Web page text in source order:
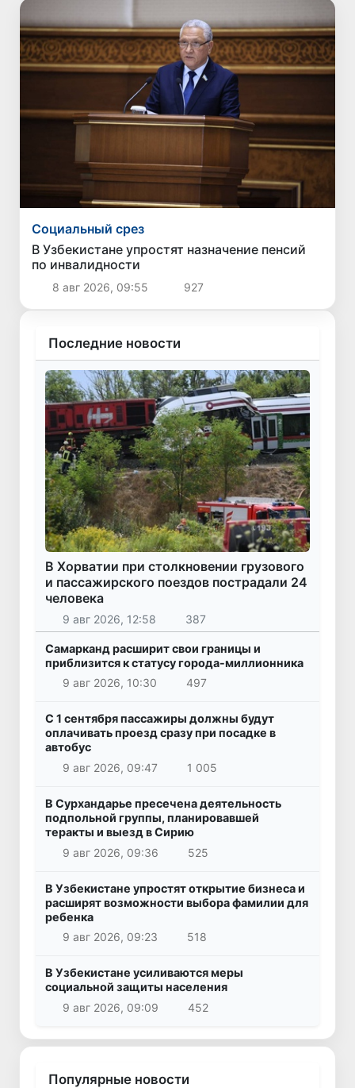
Социальный срез
В Узбекистане упростят назначение пенсий
по инвалидности
8 авг 2026, 09:55 927
Последние новости
В Хорватии при столкновении грузового
и пассажирского поездов пострадали 24
человека
9 авг 2026, 12:58 387
Самарканд расширит свои границы и
приблизится к статусу города-миллионника
9 авг 2026, 10:30
497
С 1 сентября пассажиры должны будут
оплачивать проезд сразу при посадке в
автобус
9 авг 2026, 09:47
1 005
В Сурхандарье пресечена деятельность
подпольной группы, планировавшей
теракты и выезд в Сирию
9 авг 2026, 09:36
525
В Узбекистане упростят открытие бизнеса и
расширят возможности выбора фамилии для
ребенка
9 авг 2026, 09:23
518
В Узбекистане усиливаются меры
социальной защиты населения
9 авг 2026, 09:09
452
Популярные новости